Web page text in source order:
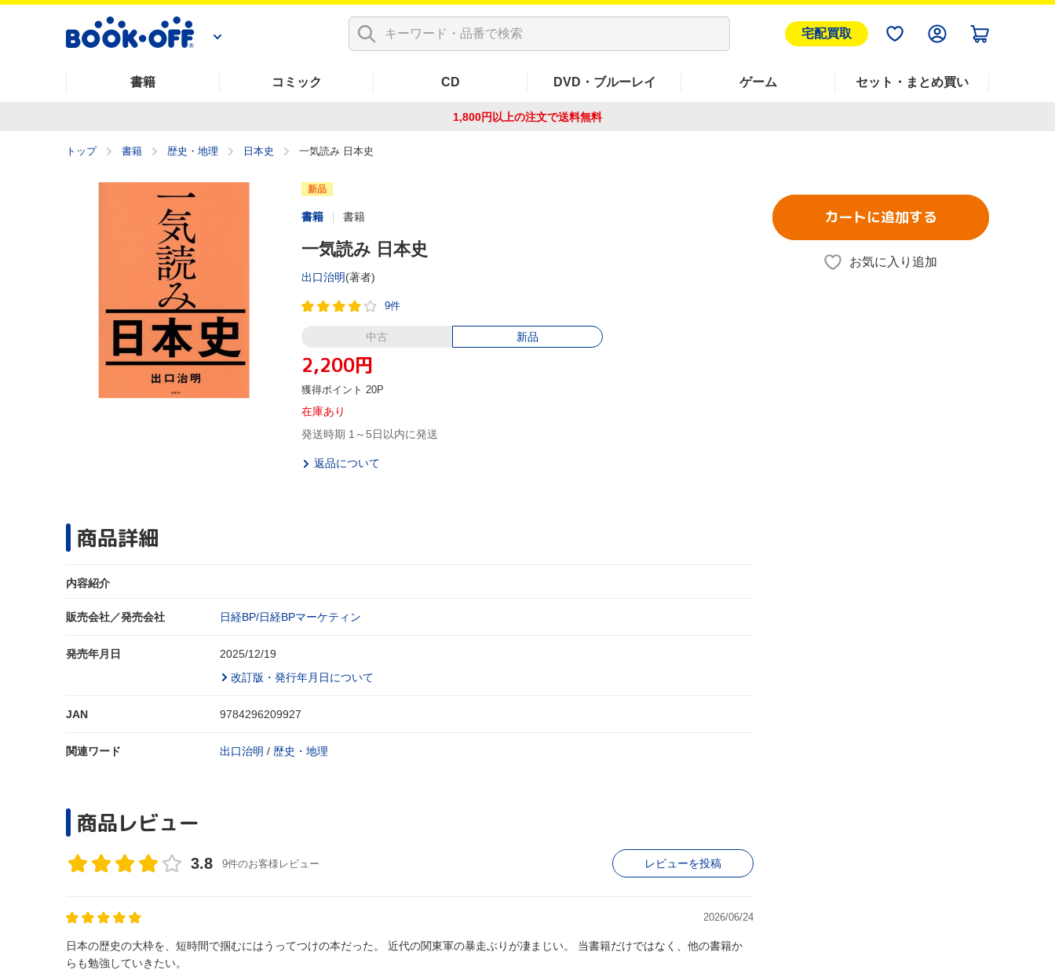
宅配買取
書籍 コミック CD DVD・ブルーレイ ゲーム セット・まとめ買い
1,800円以上の注文で送料無料
トップ 書籍 歴史・地理 日本史 一気読み 日本史
新品
書籍 書籍
一気読み 日本史
出口治明(著者)
9件
中古 新品
2,200円
獲得ポイント 20P
在庫あり
発送時期 1～5日以内に発送
返品について
商品詳細
内容紹介
販売会社／発売会社 日経BP/日経BPマーケティン
発売年月日
2025/12/19
改訂版・発行年月日について
JAN 9784296209927
関連ワード 出口治明 / 歴史・地理
カートに追加する
お気に入り追加
商品レビュー
3.8 9件のお客様レビュー レビューを投稿
2026/06/24
日本の歴史の大枠を、短時間で掴むにはうってつけの本だった。 近代の関東軍の暴走ぶりが凄まじい。 当書籍だけではなく、他の書籍か
らも勉強していきたい。